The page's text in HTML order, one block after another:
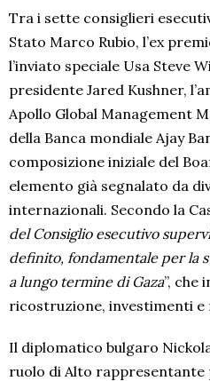
Tra i sette consiglieri
Stato Marco Rubio, l’ex
l’inviato speciale Usa Steve
presidente Jared Kushner,
Apollo Global Management
della Banca mondiale Ajay
composizione iniziale del
elemento già segnalato da
internazionali. Secondo la
del Consiglio esecutivo
definito, fondamentale per la
a lungo termine di Gaza”, che
ricostruzione, investimenti e
Il diplomatico bulgaro
ruolo di Alto rappresentante